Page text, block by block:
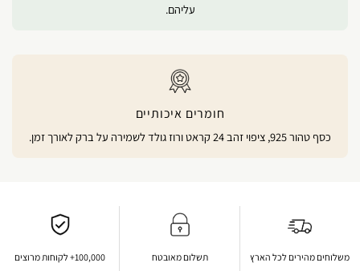
עליהם.
חומרים איכותיים
כסף טהור 925, ציפוי זהב 24 קראט ורוז גולד לשמירה על ברק לאורך זמן.
משלוחים מהירים לכל הארץ תשלום מאובטח 100,000+ לקוחות מרוצים